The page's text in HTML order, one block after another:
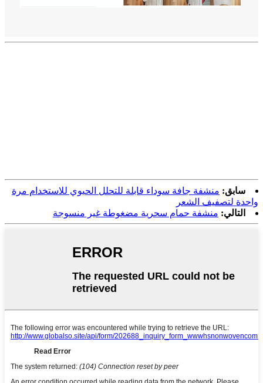
سابق: منشفة جافة سوداء قابلة للتحلل الحيوي للاستخدام مرة
واحدة لتصفيف الشعر
التالي: منشفة حمام سحرية مضغوطة غير منسوجة